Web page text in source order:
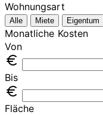
Wohnungsart
Alle Miete Eigentum
Monatliche Kosten
Von
Bis
Fläche